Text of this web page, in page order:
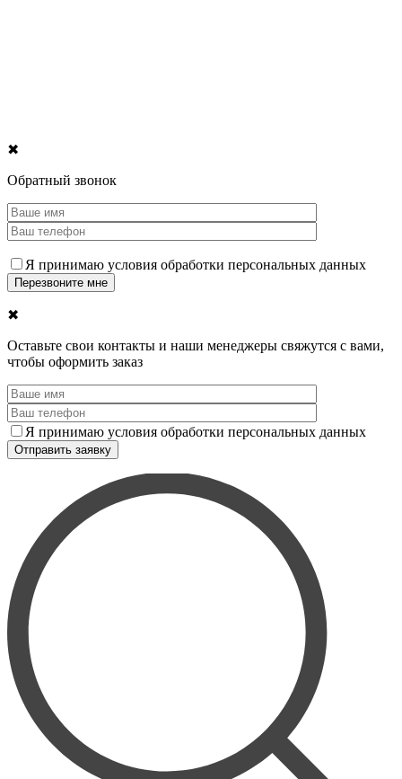
✖
Обратный звонок
Я принимаю условия обработки персональных данных
✖
Оставьте свои контакты и наши менеджеры свяжутся с вами,
чтобы оформить заказ
Я принимаю условия обработки персональных данных